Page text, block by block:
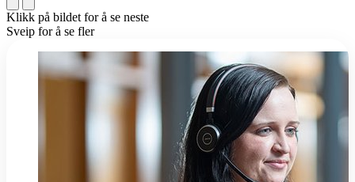
Klikk på bildet for å se neste
Sveip for å se fler